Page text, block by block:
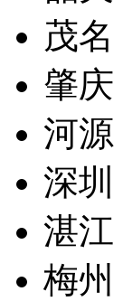
茂名
肇庆
河源
深圳
湛江
梅州